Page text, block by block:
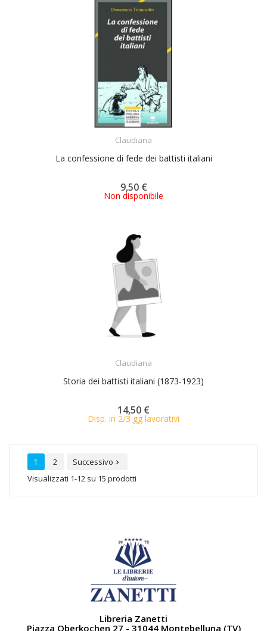
Claudiana
La confessione di fede dei battisti italiani
9,50 €
Non disponibile
Claudiana
Storia dei battisti italiani (1873-1923)
14,50 €
Disp. in 2/3 gg lavorativi
1 2 Successivo 
Visualizzati 1-12 su 15 prodotti
Libreria Zanetti
Piazza Oberkochen 27 - 31044 Montebelluna (TV)